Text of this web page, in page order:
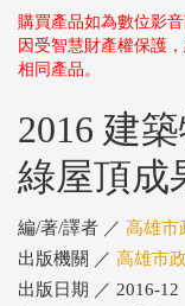
購買產品如為數位影
因受智慧財產權保護
相同產品。
2016 建
綠屋頂成
編/著/譯者 ／ 高雄市
出版機關 ／ 高雄市
出版日期 ／ 2016-12